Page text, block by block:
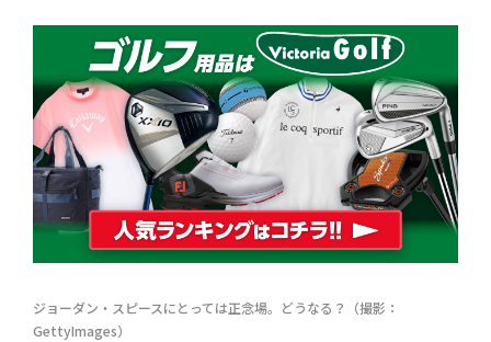
ジョーダン・スピースにとっては正念場。どうなる？（撮影：
GettyImages）